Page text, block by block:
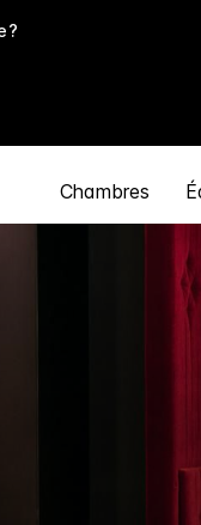
Chambres